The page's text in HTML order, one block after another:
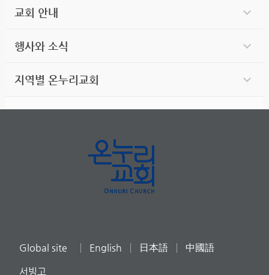
교회 안내
행사와 소식
지역별 온누리교회
Global site English 日本語 中國語
서빙고